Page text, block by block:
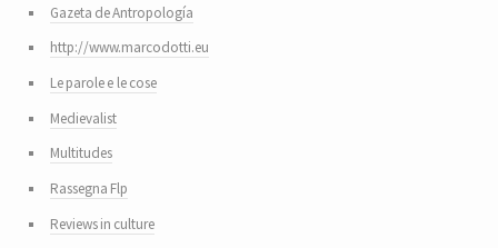
Gazeta de Antropología
http://www.marcodotti.eu
Le parole e le cose
Medievalist
Multitudes
Rassegna Flp
Reviews in culture